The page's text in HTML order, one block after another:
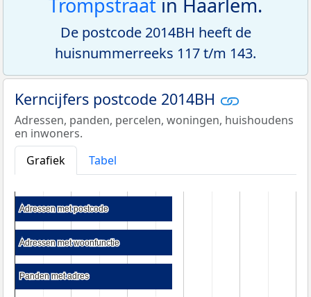
De postcode 2014BH heeft de
huisnummerreeks 117 t/m 143.
Kerncijfers postcode 2014BH
Adressen, panden, percelen, woningen, huishoudens
en inwoners.
Grafiek
Tabel
Adressen met postcode
Adressen met postcode
Adressen met woonfunctie
Adressen met woonfunctie
Panden met adres
Panden met adres